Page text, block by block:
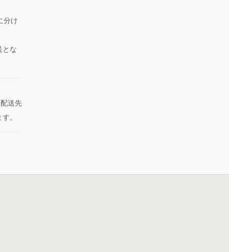
分け
とな
送先
。